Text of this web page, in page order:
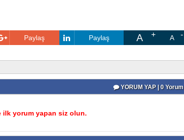
Paylaş Paylaş A A
YORUM YAP | 0 Yorum
ilk yorum yapan siz olun.